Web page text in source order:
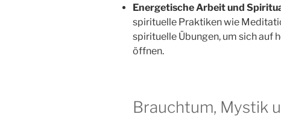
Energetische Arbeit und
spirituelle Praktiken wie
spirituelle Übungen, um sich auf
öffnen.
Brauchtum, Mystik